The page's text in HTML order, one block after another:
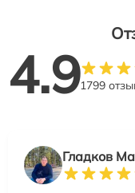
4.91799
Гладков